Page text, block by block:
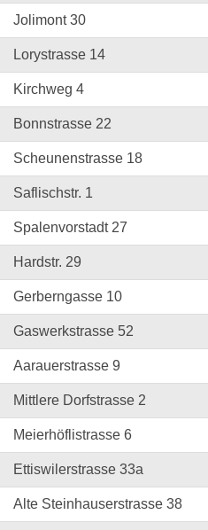
Jolimont 30
Lorystrasse 14
Kirchweg 4
Bonnstrasse 22
Scheunenstrasse 18
Saflischstr. 1
Spalenvorstadt 27
Hardstr. 29
Gerberngasse 10
Gaswerkstrasse 52
Aarauerstrasse 9
Mittlere Dorfstrasse 2
Meierhöflistrasse 6
Ettiswilerstrasse 33a
Alte Steinhauserstrasse 38